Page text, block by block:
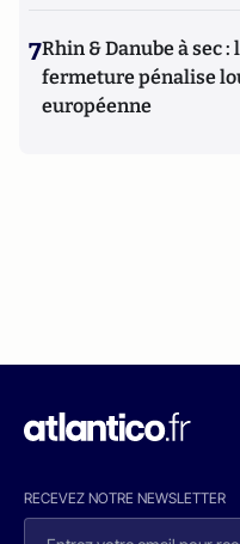
7Rhin & Danube à sec :
fermeture pénalise
européenne
RECEVEZ NOTRE NEWSLETTER